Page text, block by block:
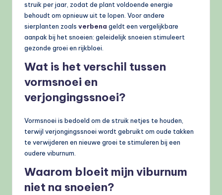
struik per jaar, zodat de plant voldoende energie
behoudt om opnieuw uit te lopen. Voor andere
sierplanten zoals verbena geldt een vergelijkbare
aanpak bij het snoeien: geleidelijk snoeien stimuleert
gezonde groei en rijkbloei.
Wat is het verschil tussen
vormsnoei en
verjongingssnoei?
Vormsnoei is bedoeld om de struik netjes te houden,
terwijl verjongingssnoei wordt gebruikt om oude takken
te verwijderen en nieuwe groei te stimuleren bij een
oudere viburnum.
Waarom bloeit mijn viburnum
niet na snoeien?